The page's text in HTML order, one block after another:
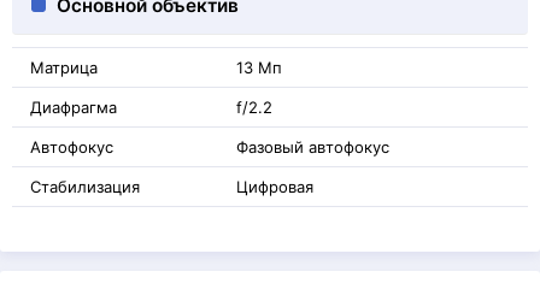
Основной объектив
Матрица 13 Мп
Диафрагма f/2.2
Автофокус Фазовый автофокус
Стабилизация Цифровая